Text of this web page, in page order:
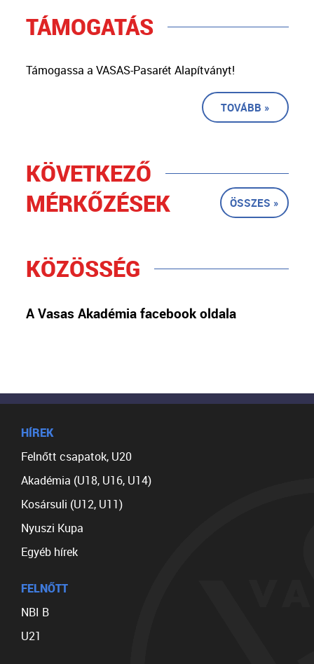
TÁMOGATÁS
Támogassa a VASAS-Pasarét Alapítványt!
TOVÁBB »
KÖVETKEZŐ
MÉRKŐZÉSEK
ÖSSZES »
KÖZÖSSÉG
A Vasas Akadémia facebook oldala
HÍREK
Felnőtt csapatok, U20
Akadémia (U18, U16, U14)
Kosársuli (U12, U11)
Nyuszi Kupa
Egyéb hírek
FELNŐTT
NBI B
U21